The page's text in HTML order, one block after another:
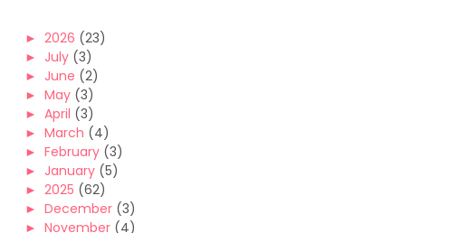
► 2026 (23)
► July (3)
► June (2)
► May (3)
► April (3)
► March (4)
► February (3)
► January (5)
► 2025 (62)
► December (3)
► November (4)